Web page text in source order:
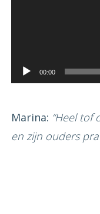
00:00
Marina: “Heel tof
en zijn ouders